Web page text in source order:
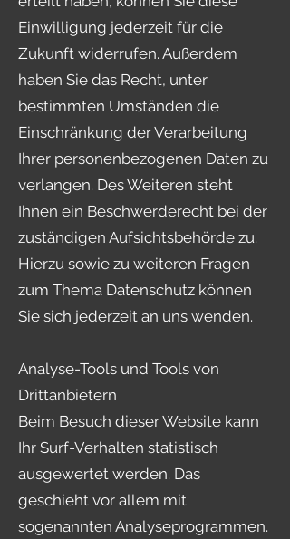
Einwilligung jederzeit für die
Zukunft widerrufen. Außerdem
haben Sie das Recht, unter
bestimmten Umständen die
Einschränkung der Verarbeitung
Ihrer personenbezogenen Daten zu
verlangen. Des Weiteren steht
Ihnen ein Beschwerderecht bei der
zuständigen Aufsichtsbehörde zu.
Hierzu sowie zu weiteren Fragen
zum Thema Datenschutz können
Sie sich jederzeit an uns wenden.
Analyse-Tools und Tools von
Drittanbietern
Beim Besuch dieser Website kann
Ihr Surf-Verhalten statistisch
ausgewertet werden. Das
geschieht vor allem mit
sogenannten Analyseprogrammen.